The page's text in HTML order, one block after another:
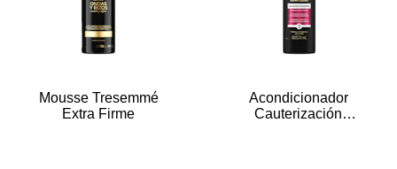
Mousse Tresemmé
Extra Firme
Acondicionador
Cauterización